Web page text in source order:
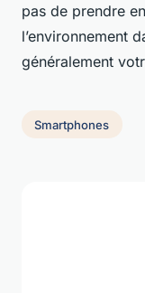
pas de prendre
l’environnement
généralement
Smartphones